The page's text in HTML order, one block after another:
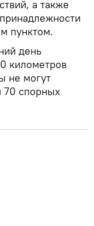
а также
пунктом.
день
километров
не могут
70 спорных